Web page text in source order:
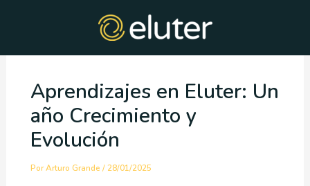
Aprendizajes en Eluter: Un
año Crecimiento y
Evolución
PorArturo Grande /28/01/2025